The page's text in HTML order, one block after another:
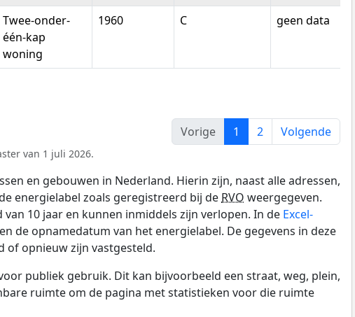
Twee-onder-
één-kap
woning
1960 C geen data
Vorige
1 2 Volgende
van 1 juli 2026.
en gebouwen in Nederland. Hierin zijn, naast alle adressen,
energielabel zoals geregistreerd bij de RVO weergegeven.
10 jaar en kunnen inmiddels zijn verlopen. In de Excel-
de opnamedatum van het energielabel. De gegevens in deze
of opnieuw zijn vastgesteld.
publiek gebruik. Dit kan bijvoorbeeld een straat, weg, plein,
ruimte om de pagina met statistieken voor die ruimte